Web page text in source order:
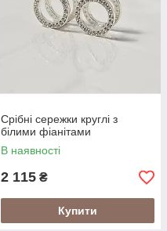
Срібні сережки круглі з
білими фіанітами
В наявності
2 115 ₴
Купити